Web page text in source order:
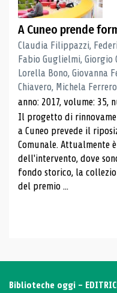
A Cuneo prende
Claudia Filippazzi,
Fabio Guglielmi, Giorgio
Lorella Bono, Giovanna
Chiavero, Michela Ferrero
anno: 2017, volume: 35,
Il progetto di
a Cuneo prevede il
Comunale.
dell'intervento, dove
fondo storico, la
del premio ...
Biblioteche oggi -